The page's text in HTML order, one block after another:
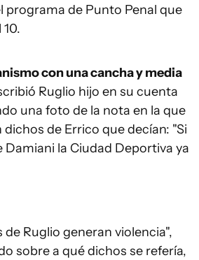
programa de Punto Penal que
con una cancha y media
Ruglio hijo en su cuenta
una foto de la nota en la que
de Errico que decían: "Si
Damiani la Ciudad Deportiva ya
de Ruglio generan violencia",
sobre a qué dichos se refería,